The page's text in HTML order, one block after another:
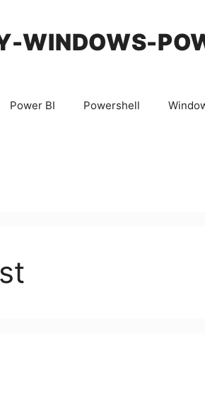
WINDOWS-
Power BI Powershell